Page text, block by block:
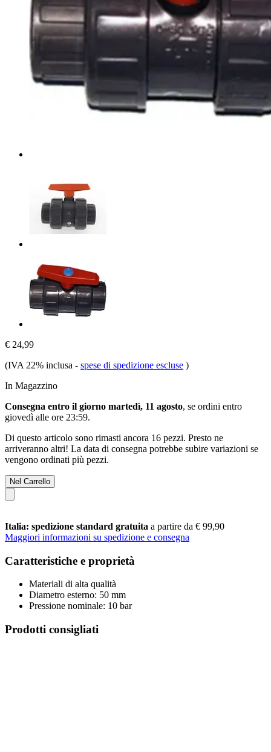
€ 24,99
(IVA 22% inclusa - spese di spedizione escluse )
In Magazzino
Consegna entro il giorno martedì, 11 agosto, se ordini entro
giovedì alle ore 23:59.
Di questo articolo sono rimasti ancora 16 pezzi. Presto ne
arriveranno altri! La data di consegna potrebbe subire variazioni se
vengono ordinati più pezzi.
Nel Carrello
Italia: spedizione standard gratuita a partire da € 99,90
Maggiori informazioni su spedizione e consegna
Caratteristiche e proprietà
Materiali di alta qualità
Diametro esterno: 50 mm
Pressione nominale: 10 bar
Prodotti consigliati